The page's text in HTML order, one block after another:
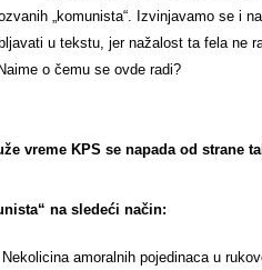
„komunista“. Izvinjavamo se i
u tekstu, jer nažalost ta fela ne
o čemu se ovde radi?
vreme KPS se napada od strane
na sledeći način:
Nekolicina amoralnih pojedinaca u